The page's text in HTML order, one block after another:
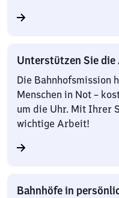
Unterstützen Sie
Die Bahnhofsmission
Menschen in Not –
um die Uhr. Mit Ihrer
wichtige Arbeit!
Bahnhöfe in